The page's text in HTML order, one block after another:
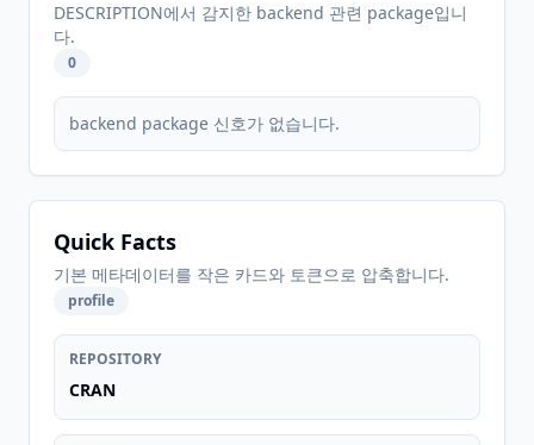
DESCRIPTION에서 감지한 backend 관련 package입니
다.
0
backend package 신호가 없습니다.
Quick Facts
기본 메타데이터를 작은 카드와 토큰으로 압축합니다.
profile
REPOSITORY
CRAN